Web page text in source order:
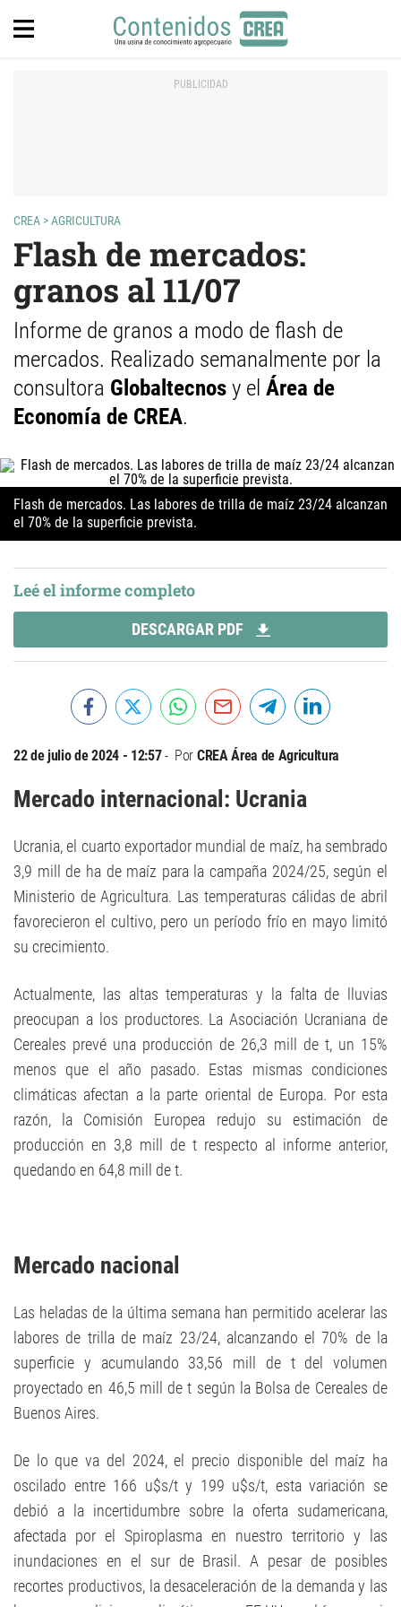
CREA >AGRICULTURA
Flash de mercados:
granos al 11/07
Informe de granos a modo de flash de
mercados. Realizado semanalmente por la
consultora Globaltecnos y el Área de
Economía de CREA.
Flash de mercados. Las labores de trilla de maíz 23/24 alcanzan
el 70% de la superficie prevista.
Leé el informe completo
DESCARGAR PDF
22 de julio de 2024 - 12:57 Por CREA Área de Agricultura
Mercado internacional: Ucrania
Ucrania, el cuarto exportador mundial de maíz, ha sembrado
3,9 mill de ha de maíz para la campaña 2024/25, según el
Ministerio de Agricultura. Las temperaturas cálidas de abril
favorecieron el cultivo, pero un período frío en mayo limitó
su crecimiento.
Actualmente, las altas temperaturas y la falta de lluvias
preocupan a los productores. La Asociación Ucraniana de
Cereales prevé una producción de 26,3 mill de t, un 15%
menos que el año pasado. Estas mismas condiciones
climáticas afectan a la parte oriental de Europa. Por esta
razón, la Comisión Europea redujo su estimación de
producción en 3,8 mill de t respecto al informe anterior,
quedando en 64,8 mill de t.
Mercado nacional
Las heladas de la última semana han permitido acelerar las
labores de trilla de maíz 23/24, alcanzando el 70% de la
superficie y acumulando 33,56 mill de t del volumen
proyectado en 46,5 mill de t según la Bolsa de Cereales de
Buenos Aires.
De lo que va del 2024, el precio disponible del maíz ha
oscilado entre 166 u$s/t y 199 u$s/t, esta variación se
debió a la incertidumbre sobre la oferta sudamericana,
afectada por el Spiroplasma en nuestro territorio y las
inundaciones en el sur de Brasil. A pesar de posibles
recortes productivos, la desaceleración de la demanda y las